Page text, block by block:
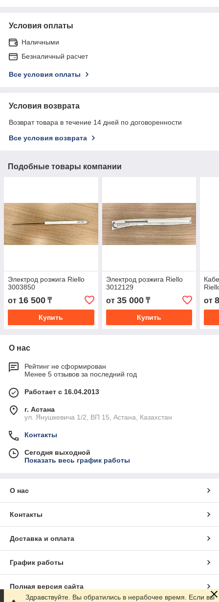
Условия оплаты
Наличными
Безналичный расчет
Все условия оплаты
Условия возврата
Возврат товара в течение 14 дней по договоренности
Все условия возврата
Подобные товары компании
Электрод розжига Riello
3003850
от 16 500 ₸
Купить
Электрод розжига Riello
3012129
от 35 000₸
Купить
от
О нас
Рейтинг не сформирован
Менее 5 отзывов за последний год
Работает с 16.04.2013
г. Астана
ул. Янушкевича 1/2, ВП 15, Астана, Казахстан
Контакты
Сегодня выходной
Показать весь график работы
О нас
Контакты
Доставка и оплата
График работы
Полная версия сайта
Здравствуйте. Вы обратились в нерабочее время. Если вы